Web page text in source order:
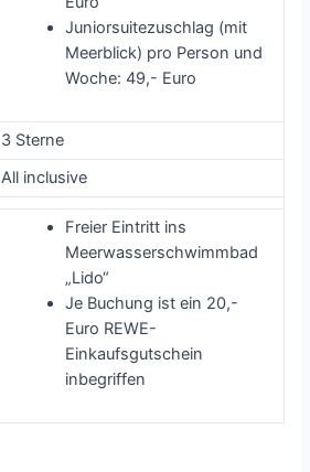
Juniorsuitezuschlag (mit
Meerblick) pro Person und
Woche: 49,- Euro
3 Sterne
All inclusive
Freier Eintritt ins
Meerwasserschwimmbad
„Lido“
Je Buchung ist ein 20,-
Euro REWE-
Einkaufsgutschein
inbegriffen